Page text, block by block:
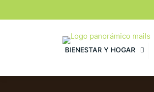
BIENESTAR Y HOGAR